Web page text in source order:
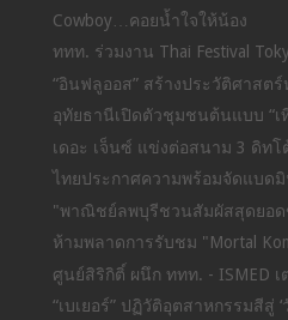
Cowboy…คอยน้ำใจให้น้อง
ททท. ร่วมงาน Thai Festival
“อินฟลูออส” สร้างประวัติศาสต
อุทัยธานีเปิดตัวชุมชนต้นแบบ “
เดอะ เจ็นซ์ แข่งต่อสนาม 3 ดิท
ไทยประกาศความพร้อมจัดแบดมิ
"พาณิชย์ลพบุรีชวนสัมผัสสุดยอด
ห้ามพลาดการรับชม "Mortal
ศูนย์สิริกิติ์ ผนึก ททท. - ISMED
“เบเยอร์” ปฏิวัติอุตสาหกรรมสีสู่